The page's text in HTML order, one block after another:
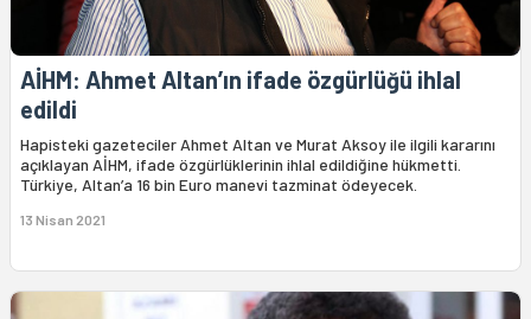
AİHM: Ahmet Altan’ın ifade özgürlüğü ihlal
edildi
Hapisteki gazeteciler Ahmet Altan ve Murat Aksoy ile ilgili kararını
açıklayan AİHM, ifade özgürlüklerinin ihlal edildiğine hükmetti.
Türkiye, Altan’a 16 bin Euro manevi tazminat ödeyecek.
13 Nisan 2021